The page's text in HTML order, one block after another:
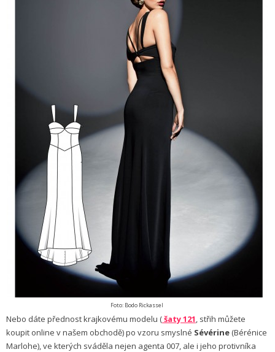
Foto: Bodo Rickassel
Nebo dáte přednost krajkovému modelu (šaty 121, střih můžete
koupit online v našem obchodě) po vzoru smyslné Sévérine (Bérénice
Marlohe), ve kterých sváděla nejen agenta 007, ale i jeho protivníka